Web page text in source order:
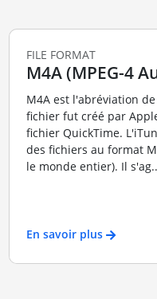
FILE FORMAT
M4A (MPEG-4
M4A est l'abréviation de
fichier fut créé par
fichier QuickTime.
des fichiers au format
le monde entier). Il
En savoir plus